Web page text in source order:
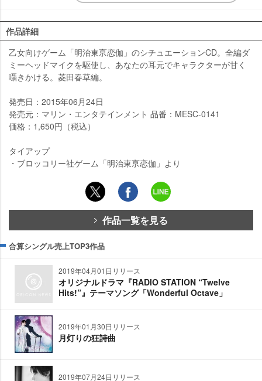
作品詳細
乙女向けゲーム「明治東亰恋伽」のシチュエーションCD。全編ダ
ミーヘッドマイクを駆使し、あなたの耳元でキャラクターが甘く
囁きかける。菱田春草編。
発売日：2015年06月24日
発売元：マリン・エンタテインメント 品番：MESC-0141
価格：1,650円（税込）
タイアップ
・ブロッコリー社ゲーム「明治東亰恋伽」より
作品一覧を見る
合算シングル売上TOP3作品
2019年04月01日リリース
オリジナルドラマ『RADIO STATION “Twelve
Hits!”』テーマソング「Wonderful Octave」
2019年01月30日リリース
月灯りの狂詩曲
2019年07月24日リリース